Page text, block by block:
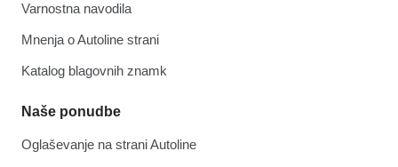
Varnostna navodila
Mnenja o Autoline strani
Katalog blagovnih znamk
Naše ponudbe
Oglaševanje na strani Autoline